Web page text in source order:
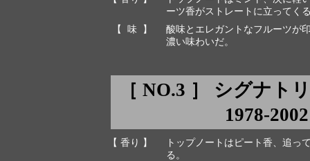
ーツ香がストレートに立ってく
【 味 】
酸味とエレガントなフルーツが
濃い味わいだ。
［ NO.3 ］ シグナト
1978-
【 香り 】
トップノートはピート香、追っ
る。